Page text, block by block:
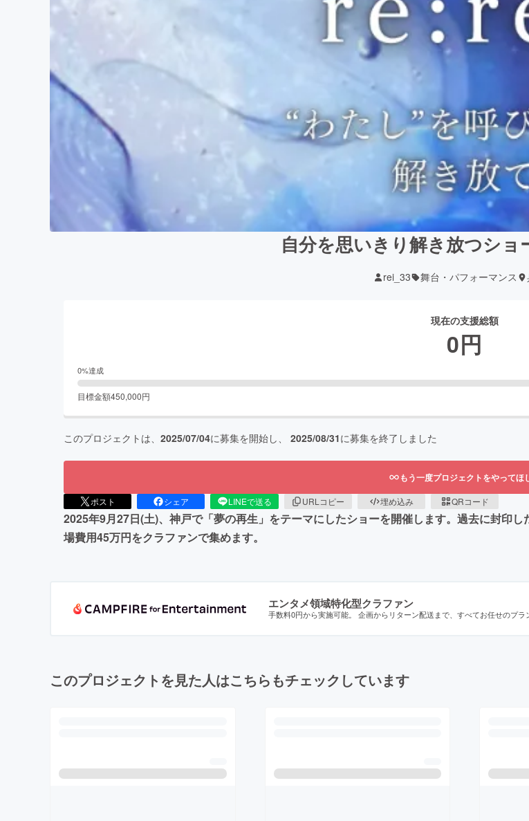
自分を思いきり解き放つショ
rei_33 舞台・パフォーマンス
現在の支援総額
0円
0%達成
目標金額450,000円
このプロジェクトは、 2025/07/04に募集を開始し、 2025/08/31に募集を終了しました
もう一度プロジェクトをやってほ
ポスト シェア LINEで送る URLコピー 埋め込み QRコード
2025年9月27日(土)、神戸で「夢の再生」をテーマにしたショーを開催します。過去に封印
場費用45万円をクラファンで集めます。
エンタメ領域特化型クラファン
手数料0円から実施可能。 企画からリターン配送まで、すべてお任せのプラ
このプロジェクトを見た人はこちらもチェックしています